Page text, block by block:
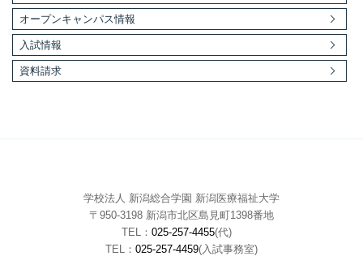
オープンキャンパス情報
入試情報
資料請求
学校法人 新潟総合学園 新潟医療福祉大学
〒950-3198 新潟市北区島見町1398番地
TEL： 025-257-4455(代)
TEL： 025-257-4459(入試事務室)